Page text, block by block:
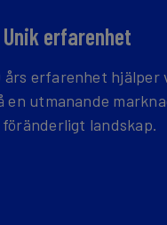
Unik erfarenhet
års erfarenhet hjälper
en utmanande
landskap.